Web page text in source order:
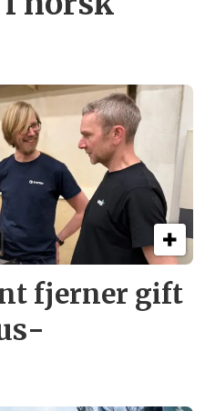
fjerner gift­